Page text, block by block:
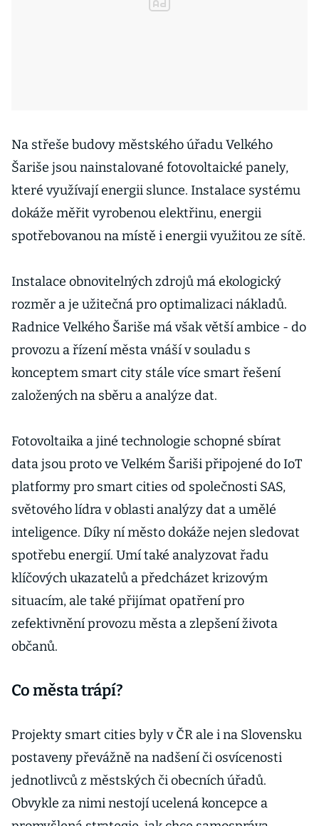
Na střeše budovy městského úřadu Velkého
Šariše jsou nainstalované fotovoltaické panely,
které využívají energii slunce. Instalace systému
dokáže měřit vyrobenou elektřinu, energii
spotřebovanou na místě i energii využitou ze sítě.
Instalace obnovitelných zdrojů má ekologický
rozměr a je užitečná pro optimalizaci nákladů.
Radnice Velkého Šariše má však větší ambice - do
provozu a řízení města vnáší v souladu s
konceptem smart city stále více smart řešení
založených na sběru a analýze dat.
Fotovoltaika a jiné technologie schopné sbírat
data jsou proto ve Velkém Šariši připojené do IoT
platformy pro smart cities od společnosti SAS,
světového lídra v oblasti analýzy dat a umělé
inteligence. Díky ní město dokáže nejen sledovat
spotřebu energií. Umí také analyzovat řadu
klíčových ukazatelů a předcházet krizovým
situacím, ale také přijímat opatření pro
zefektivnění provozu města a zlepšení života
občanů.
Co města trápí?
Projekty smart cities byly v ČR ale i na Slovensku
postaveny převážně na nadšení či osvícenosti
jednotlivců z městských či obecních úřadů.
Obvykle za nimi nestojí ucelená koncepce a